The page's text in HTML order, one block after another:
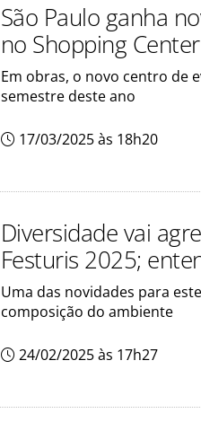
São Paulo ganha
no Shopping
Em obras, o novo centro de
semestre deste ano
17/03/2025 às 18h20
Diversidade vai
Festuris 2025;
Uma das novidades para
composição do ambiente
24/02/2025 às 17h27